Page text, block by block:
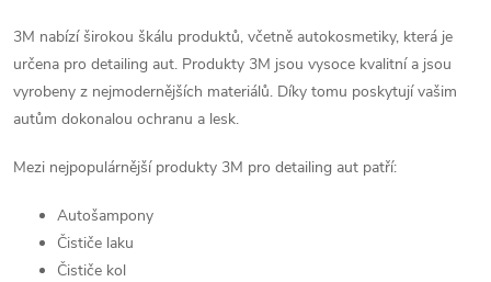
3M nabízí širokou škálu produktů, včetně autokosmetiky, která je
určena pro detailing aut. Produkty 3M jsou vysoce kvalitní a jsou
vyrobeny z nejmodernějších materiálů. Díky tomu poskytují vašim
autům dokonalou ochranu a lesk.
Mezi nejpopulárnější produkty 3M pro detailing aut patří:
Autošampony
Čističe laku
Čističe kol